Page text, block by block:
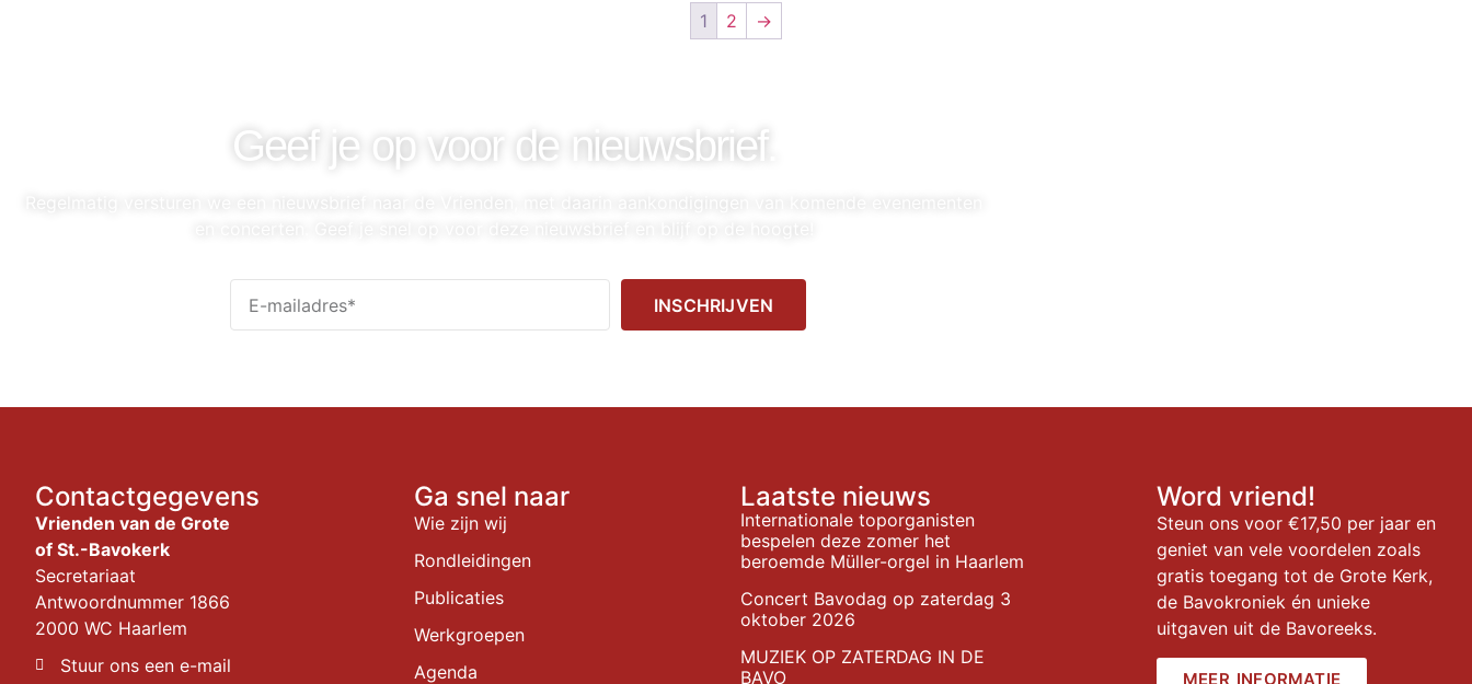
1 2 →
Geef je op voor de nieuwsbrief.
INSCHRIJVEN
Contactgegevens
Vrienden van de Grote
of St.-Bavokerk
Secretariaat
Antwoordnummer 1866
2000 WC Haarlem
Stuur ons een e-mail
Ga snel naar
Wie zijn wij
Rondleidingen
Publicaties
Werkgroepen
Agenda
Laatste nieuws
Internationale toporganisten
bespelen deze zomer het
beroemde Müller-orgel in Haarlem
Concert Bavodag op zaterdag 3
oktober 2026
MUZIEK OP ZATERDAG IN DE
BAVO
Word vriend!
Steun ons voor €17,50 per jaar en
geniet van vele voordelen zoals
gratis toegang tot de Grote Kerk,
de Bavokroniek én unieke
uitgaven uit de Bavoreeks.
MEER INFORMATIE